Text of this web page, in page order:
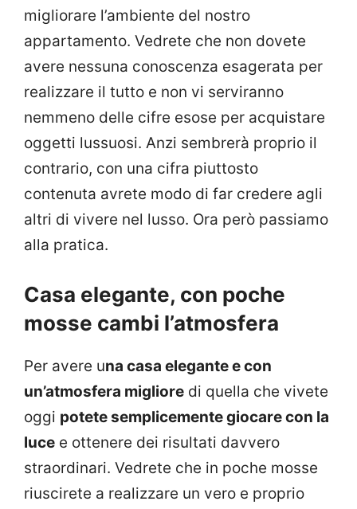
migliorare l’ambiente del nostro
appartamento. Vedrete che non dovete
avere nessuna conoscenza esagerata per
realizzare il tutto e non vi serviranno
nemmeno delle cifre esose per acquistare
oggetti lussuosi. Anzi sembrerà proprio il
contrario, con una cifra piuttosto
contenuta avrete modo di far credere agli
altri di vivere nel lusso. Ora però passiamo
alla pratica.
Casa elegante, con poche
mosse cambi l’atmosfera
Per avere una casa elegante e con
un’atmosfera migliore di quella che vivete
oggi potete semplicemente giocare con la
luce e ottenere dei risultati davvero
straordinari. Vedrete che in poche mosse
riuscirete a realizzare un vero e proprio